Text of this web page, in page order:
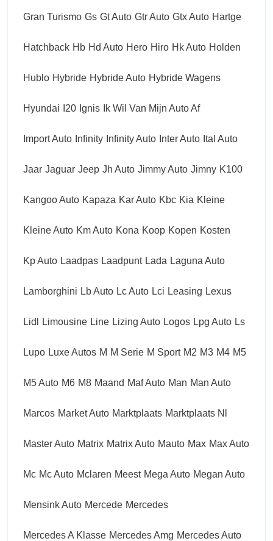
Gran Turismo Gs Gt Auto Gtr Auto Gtx Auto Hartge
Hatchback Hb Hd Auto Hero Hiro Hk Auto Holden
Hublo Hybride Hybride Auto Hybride Wagens
Hyundai I20 Ignis Ik Wil Van Mijn Auto Af
Import Auto Infinity Infinity Auto Inter Auto Ital Auto
Jaar Jaguar Jeep Jh Auto Jimmy Auto Jimny K100
Kangoo Auto Kapaza Kar Auto Kbc Kia Kleine
Kleine Auto Km Auto Kona Koop Kopen Kosten
Kp Auto Laadpas Laadpunt Lada Laguna Auto
Lamborghini Lb Auto Lc Auto Lci Leasing Lexus
Lidl Limousine Line Lizing Auto Logos Lpg Auto Ls
Lupo Luxe Autos M M Serie M Sport M2 M3 M4 M5
M5 Auto M6 M8 Maand Maf Auto Man Man Auto
Marcos Market Auto Marktplaats Marktplaats Nl
Master Auto Matrix Matrix Auto Mauto Max Max Auto
Mc Mc Auto Mclaren Meest Mega Auto Megan Auto
Mensink Auto Mercede Mercedes
Mercedes A Klasse Mercedes Amg Mercedes Auto